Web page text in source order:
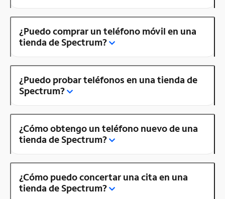
¿Puedo comprar un teléfono móvil en una
tienda de Spectrum?
¿Puedo probar teléfonos en una tienda de
Spectrum?
¿Cómo obtengo un teléfono nuevo de una
tienda de Spectrum?
¿Cómo puedo concertar una cita en una
tienda de Spectrum?